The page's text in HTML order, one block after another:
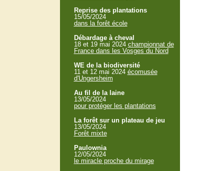
Reprise des plantations
15/05/2024
dans la forêt école
Débardage à cheval
18 et 19 mai 2024 championnat de
France dans les Vosges du Nord
WE de la biodiversité
11 et 12 mai 2024 écomusée
d'Ungersheim
Au fil de la laine
13/05/2024
pour protéger les plantations
La forêt sur un plateau de jeu
13/05/2024
Forêt mixte
Paulownia
12/05/2024
le miracle proche du mirage